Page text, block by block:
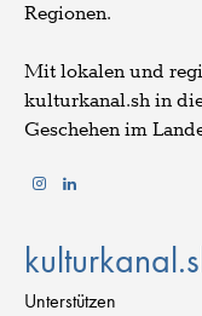
Regionen.
Mit lokalen und
kulturkanal.sh in
Geschehen im
Unterstützen